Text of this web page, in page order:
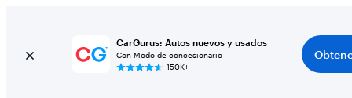
CarGurus: Autos nuevos y usados
Con Modo de concesionario
150K+